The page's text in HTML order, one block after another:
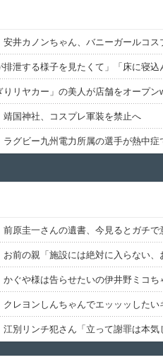
靖国神社、コスプレ軍装を禁止へ